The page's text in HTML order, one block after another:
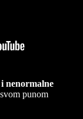
i nenormalne
punom